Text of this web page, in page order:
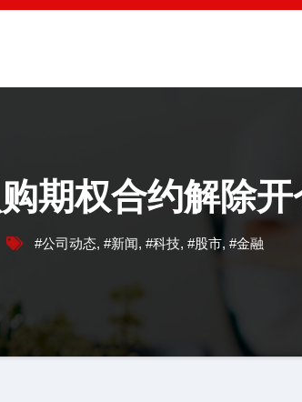
期权合约解除
#公司动态, #新闻, #科技, #股市, #金融